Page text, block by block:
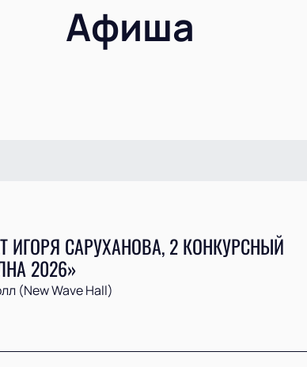
Афиша
ИГОРЯ САРУХАНОВА, 2 КОНКУРСНЫЙ
2026»
(New Wave Hall)